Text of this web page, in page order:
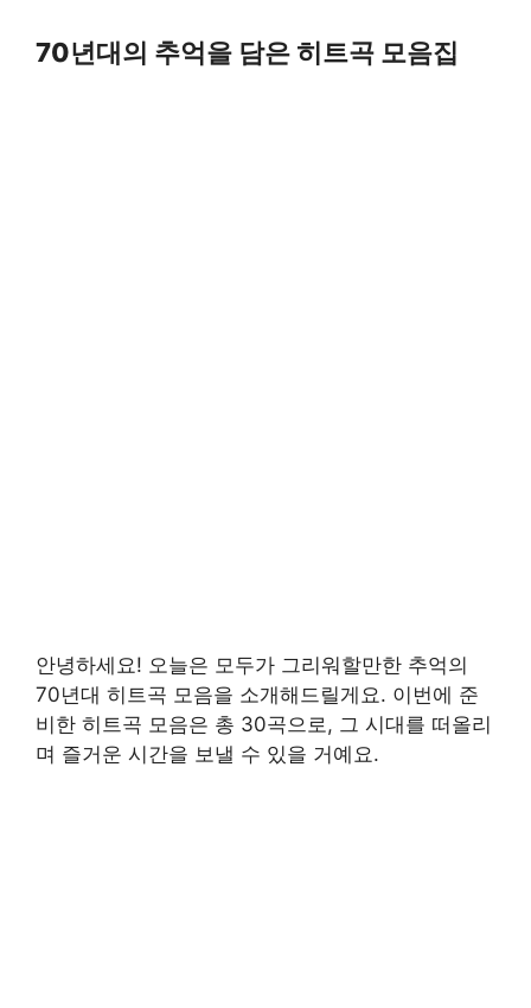
70년대의 추억을 담은 히트곡 모음집
안녕하세요! 오늘은 모두가 그리워할만한 추억의
70년대 히트곡 모음을 소개해드릴게요. 이번에 준
비한 히트곡 모음은 총 30곡으로, 그 시대를 떠올리
며 즐거운 시간을 보낼 수 있을 거예요.